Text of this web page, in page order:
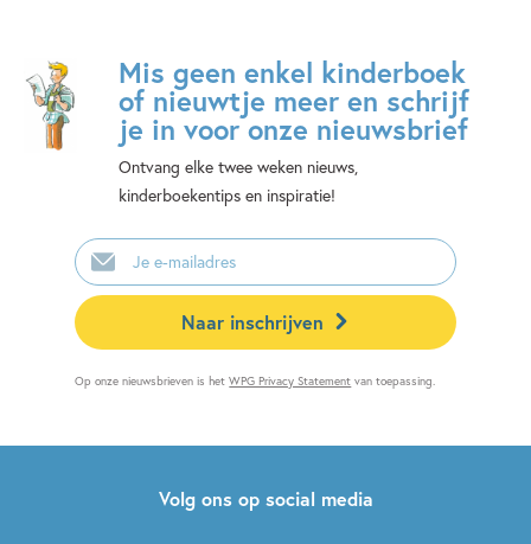
Mis geen enkel kinderboek
of nieuwtje meer en schrijf
je in voor onze nieuwsbrief
Ontvang elke twee weken nieuws,
kinderboekentips en inspiratie!
E-
mailadres
Naar inschrijven
Op onze nieuwsbrieven is hetWPG Privacy Statement van toepassing.
Volg ons op social media